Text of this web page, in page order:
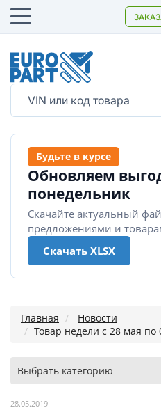
Будьте в курсе
Обновляем
понедельник
Скачайте актуальный
предложениями и
Скачать XLSX
Главная
Новости
Товар недели c 28 мая по
Выбрать категорию
28.05.2019